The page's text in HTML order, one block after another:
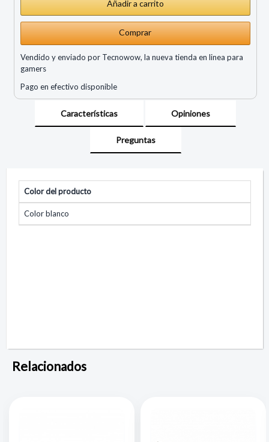
Comprar
Vendido y enviado por Tecnowow, la nueva tienda en linea para
gamers
Pago en efectivo disponible
Características Opiniones
Preguntas
Color del producto
Color blanco
Relacionados